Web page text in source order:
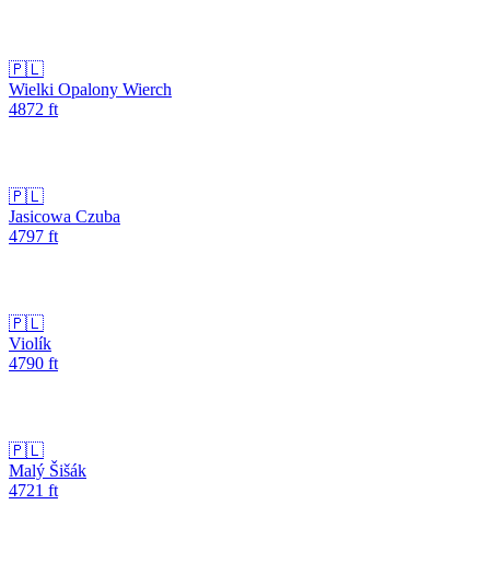
🇵🇱
Wielki Opalony Wierch
4872 ft
🇵🇱
Jasicowa Czuba
4797 ft
🇵🇱
Violík
4790 ft
🇵🇱
Malý Šišák
4721 ft